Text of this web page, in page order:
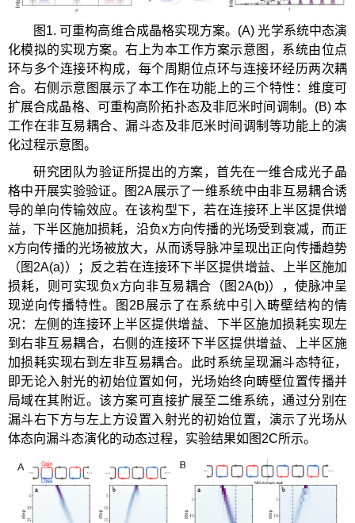
图1. 可重构高维合成晶格实现方案。(A) 光学系统中态演
化模拟的实现方案。右上为本工作方案示意图，系统由位点
环与多个连接环构成，每个周期位点环与连接环经历两次耦
合。右侧示意图展示了本工作在功能上的三个特性：维度可
扩展合成晶格、可重构高阶拓扑态及非厄米时间调制。(B) 本
工作在非互易耦合、漏斗态及非厄米时间调制等功能上的演
化过程示意图。
研究团队为验证所提出的方案，首先在一维合成光子晶
格中开展实验验证。图2A展示了一维系统中由非互易耦合诱
导的单向传输效应。在该构型下，若在连接环上半区提供增
益，下半区施加损耗，沿负x方向传播的光场受到衰减，而正
x方向传播的光场被放大，从而诱导脉冲呈现出正向传播趋势
（图2A(a)）；反之若在连接环下半区提供增益、上半区施加
损耗，则可实现负x方向非互易耦合（图2A(b)），使脉冲呈
现逆向传播特性。图2B展示了在系统中引入畴壁结构的情
况：左侧的连接环上半区提供增益、下半区施加损耗实现左
到右非互易耦合，右侧的连接环下半区提供增益、上半区施
加损耗实现右到左非互易耦合。此时系统呈现漏斗态特征，
即无论入射光的初始位置如何，光场始终向畴壁位置传播并
局域在其附近。该方案可直接扩展至二维系统，通过分别在
漏斗右下方与左上方设置入射光的初始位置，演示了光场从
体态向漏斗态演化的动态过程，实验结果如图2C所示。